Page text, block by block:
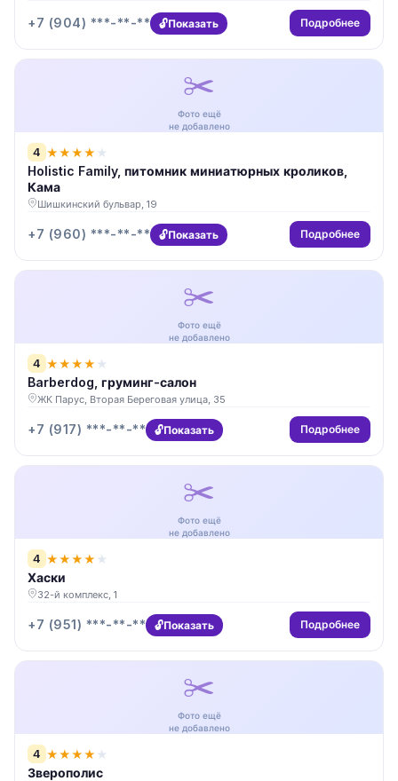
+7 (904) ***-**-** Показать Подробнее
✂️
Фото ещё
не добавлено
4 ★★★★ ★
Holistic Family, питомник миниатюрных кроликов,
Кама
Шишкинский бульвар, 19
+7 (960) ***-**-** Показать Подробнее
✂️
Фото ещё
не добавлено
4 ★★★★ ★
Barberdog, груминг-салон
ЖК Парус, Вторая Береговая улица, 35
+7 (917) ***-**-** Показать Подробнее
✂️
Фото ещё
не добавлено
4 ★★★★ ★
Хаски
32-й комплекс, 1
+7 (951) ***-**-** Показать Подробнее
✂️
Фото ещё
не добавлено
4 ★★★★ ★
Зверополис